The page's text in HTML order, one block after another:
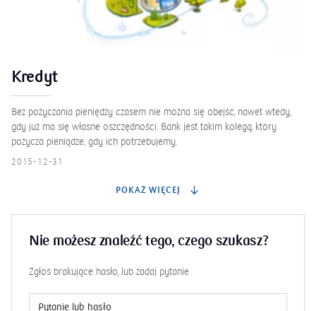
Kredyt
Bez pożyczania pieniędzy czasem nie można się obejść, nawet wtedy,
gdy już ma się własne oszczędności. Bank jest takim kolegą, który
pożycza pieniądze, gdy ich potrzebujemy.
2015-12-31
POKAŻ WIĘCEJ
Nie możesz znaleźć tego, czego szukasz?
Zgłoś brakujące hasło, lub zadaj pytanie